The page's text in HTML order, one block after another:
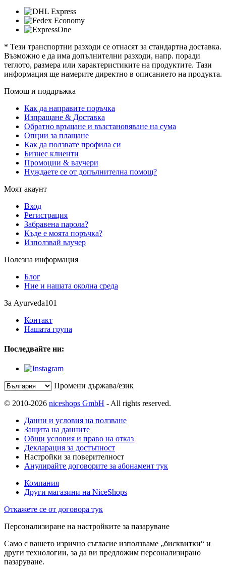
* Тези транспортни разходи се отнасят за стандартна доставка.
Възможно е да има допълнителни разходи, напр. поради
теглото, размера или характеристиките на продуктите. Тази
информация ще намерите директно в описанието на продукта.
Помощ и поддръжка
Как да направите поръчка
Изпращане & Доставка
Обратно връщане и възстановяване на сума
Опции за плащане
Как да ползвате профила си
Бизнес клиенти
Промоции & ваучери
Нуждаете се от допълнителна помощ?
Моят акаунт
Вход
Регистрация
Забравена парола?
Къде е моята поръчка?
Използвай ваучер
Полезна информация
Блог
Ние и нашата околна среда
За Ayurveda101
Контакт
Нашата група
Последвайте ни:
Промени държава/език
© 2010-2026 niceshops GmbH - All rights reserved.
Данни и условия на ползване
Защита на данните
Общи условия и право на отказ
Декларация за достъпност
Настройки за поверителност
Анулирайте договорите за абонамент тук
Компания
Други магазини на NiceShops
Откажете се от договора тук
Персонализиране на настройките за пазаруване
Само с вашето изрично съгласие използваме „бисквитки“ и
други технологии, за да ви предложим персонализирано
пазаруване.